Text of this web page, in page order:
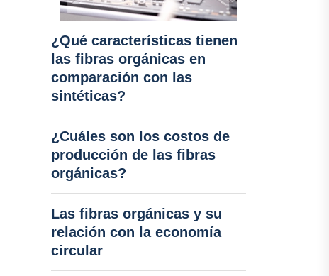
¿Qué características tienen
las fibras orgánicas en
comparación con las
sintéticas?
¿Cuáles son los costos de
producción de las fibras
orgánicas?
Las fibras orgánicas y su
relación con la economía
circular